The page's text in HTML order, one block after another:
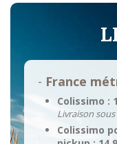
- France
Colissimo :
Livraison
Colissimo